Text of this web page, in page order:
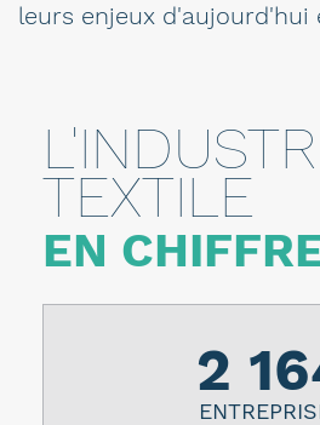
leurs enjeux d'aujourd'hui
TEXTILE
EN
2